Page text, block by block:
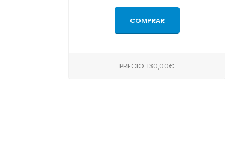
COMPRAR
PRECIO: 130,00€